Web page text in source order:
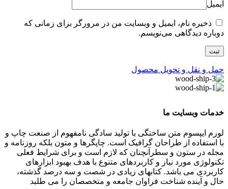
ایمیل
ذخیره نام، ایمیل و وبسایت من در مرورگر برای زمانی که
دوباره دیدگاهی می‌نویسم.
حمل و نقل و تحویل محصول
خدمات وبسایت ما
لورم ایپسوم متن ساختگی با تولید سادگی نامفهوم از صنعت چاپ و
با استفاده از طراحان گرافیک است. چاپگرها و متون بلکه روزنامه و
مجله در ستون و سطرآنچنان که لازم است و برای شرایط فعلی
تکنولوژی مورد نیاز و کاربردهای متنوع با هدف بهبود ابزارهای
کاربردی می باشد. کتابهای زیادی در شصت و سه درصد گذشته،
حال و آینده شناخت فراوان جامعه و متخصصان را می طلبد